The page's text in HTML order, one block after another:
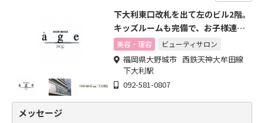
下大利東口改札を出て左のビル2階。
キッズルームも完備で、お子様連れ
の方大歓迎です！
美容・理容 ビューティサロン
福岡県大野城市 西鉄天神大牟田線
下大利駅
092-581-0807
メッセージ